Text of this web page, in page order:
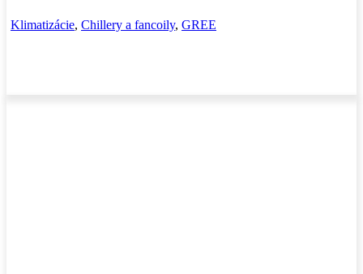
Klimatizácie, Chillery a fancoily, GREE